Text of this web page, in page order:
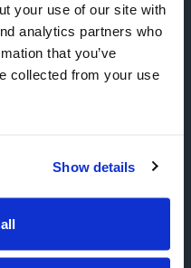
your use of our site with
analytics partners who
that you’ve
collected from your use
Show details
gruppo con
offrendo soluzioni su